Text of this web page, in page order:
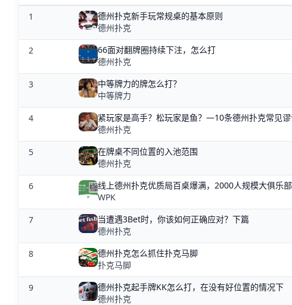
1
德州扑克新手玩常规桌的基本原则
德州扑克
2
66面对翻牌圈持续下注，怎么打
德州扑克
3
中等牌力的牌怎么打？
中等牌力
4
紧玩家是高手？松玩家是鱼？—10条德州扑克常见
德州扑克
5
在牌桌不同位置的入池范围
德州扑克
6
线上德州扑克优质局百桌爆满，2000人规模大俱乐部
WPK
7
当遭遇3Bet时，你该如何正确应对？下篇
德州扑克
8
德州扑克怎么抓住扑克马脚
扑克马脚
9
德州扑克起手牌KK怎么打，在没有好位置的情况下
德州扑克